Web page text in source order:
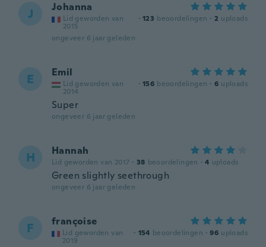
J Johanna
Lid geworden van
2015
· 123 beoordelingen · 2 uploads
ongeveer 6 jaar geleden
E Emil
Lid geworden van
2014
· 156 beoordelingen · 6 uploads
Super
ongeveer 6 jaar geleden
H Hannah
Lid geworden van 2017 · 38 beoordelingen · 4 uploads
Green slightly seethrough
ongeveer 6 jaar geleden
F françoise
Lid geworden van
2019
· 154 beoordelingen · 96 uploads